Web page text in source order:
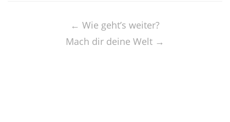
navigation← Wie geht’s weiter?
Mach dir deine Welt →